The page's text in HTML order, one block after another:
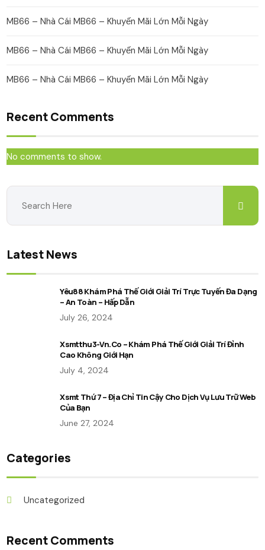
MB66 – Nhà Cái MB66 – Khuyến Mãi Lớn Mỗi Ngày
MB66 – Nhà Cái MB66 – Khuyến Mãi Lớn Mỗi Ngày
MB66 – Nhà Cái MB66 – Khuyến Mãi Lớn Mỗi Ngày
Recent Comments
No comments to show.
Latest News
Yêu88 Khám Phá Thế Giới Giải Trí Trực Tuyến Đa Dạng
– An Toàn – Hấp Dẫn
July 26, 2024
Xsmtthu3-Vn.co – Khám Phá Thế Giới Giải Trí Đỉnh
Cao Không Giới Hạn
July 4, 2024
Xsmt Thứ 7 – Địa Chỉ Tin Cậy Cho Dịch Vụ Lưu Trữ Web
Của Bạn
June 27, 2024
Categories
Uncategorized
Recent Comments